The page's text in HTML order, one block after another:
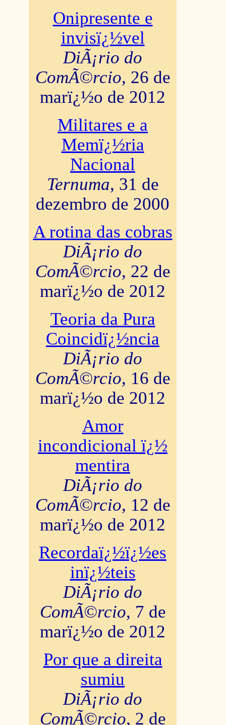
Onipresente e
invisï¿½vel
DiÃ¡rio do
ComÃ©rcio, 26 de
marï¿½o de 2012
Militares e a
Memï¿½ria
Nacional
Ternuma, 31 de
dezembro de 2000
A rotina das cobras
DiÃ¡rio do
ComÃ©rcio, 22 de
marï¿½o de 2012
Teoria da Pura
Coincidï¿½ncia
DiÃ¡rio do
ComÃ©rcio, 16 de
marï¿½o de 2012
Amor
incondicional ï¿½
mentira
DiÃ¡rio do
ComÃ©rcio, 12 de
marï¿½o de 2012
Recordaï¿½ï¿½es
inï¿½teis
DiÃ¡rio do
ComÃ©rcio, 7 de
marï¿½o de 2012
Por que a direita
sumiu
DiÃ¡rio do
ComÃ©rcio, 2 de